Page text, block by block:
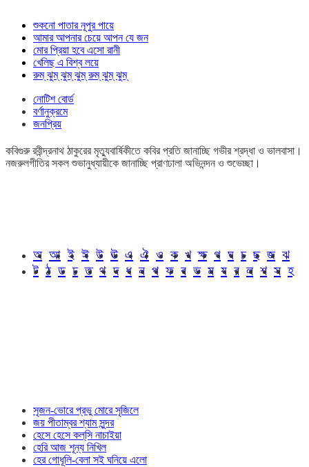
শুকনো পাতার নূপুর পায়ে
আমার আপনার চেয়ে আপন যে জন
মোর প্রিয়া হবে এসো রানী
খেলিছ এ বিশ্ব লয়ে
রুম্ ঝুম্ ঝুম্ ঝুম্ রুম্ ঝুম্ ঝুম্
নোটিশ বোর্ড
বর্ণানুক্রমে
জনপ্রিয়
কবিগুরু রবীন্দ্রনাথ ঠাকুরের মৃত্যুবার্ষিকীতে কবির প্রতি জানাচ্ছি গভীর শ্রদ্ধা ও ভালবাসা।
নজরুলগীতির সকল শুভানুধ্যায়ীকে জানাচ্ছি প্রাণঢালা অভিনন্দন ও শুভেচ্ছা।
অ আ ই ঈ উ ঊ এ ঐ ও ক খ ক্ষ গ ঘ চ ছ জ ঝ
ট ঠ ড ঢ ত থ দ ধ ন প ফ ব ভ ম য র ল শ স হ
সৃজন-ভোরে প্রভু মোরে সৃজিলে
জয় পীতাম্বর শ্যাম সুন্দর
হেসে হেসে কল্‌সি নাচাইয়া
হেরি আজ শূন্য নিখিল
হের গোধূলি-বেলা সই ঘনিয়ে এলো